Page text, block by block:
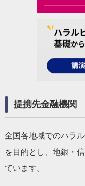
提携先金融機関
全国各地域でのハラ
を目的とし、地銀・
ています。